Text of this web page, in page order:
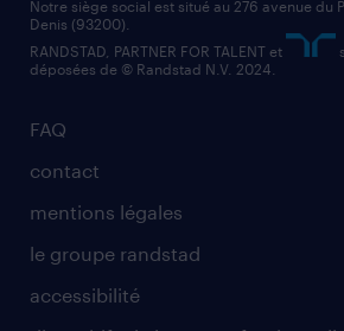
FAQ
contact
mentions légales
le groupe randstad
accessibilité
Notre siège social est situé au 276 avenue du
Denis (93200).
RANDSTAD, PARTNER FOR TALENT et
déposées de © Randstad N.V. 2024.